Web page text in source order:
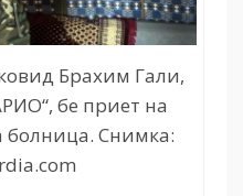
Брахим Гали,
бе приет на
болница. Снимка: